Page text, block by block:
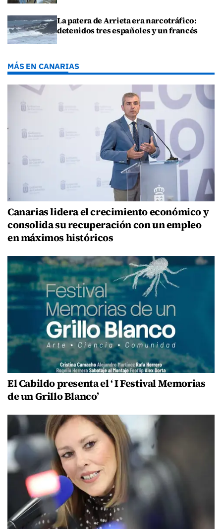
La patera de Arrieta era narcotráfico:
detenidos tres españoles y un francés
MÁS EN CANARIAS
Canarias lidera el crecimiento económico y
consolida su recuperación con un empleo
en máximos históricos
El Cabildo presenta el ‘ I Festival Memorias
de un Grillo Blanco’